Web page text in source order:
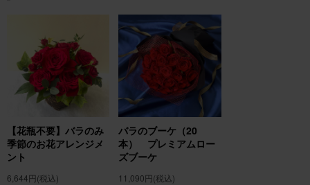
【花瓶不要】バラのみ
季節のお花アレンジメ
ント
6,644円(税込)
バラのブーケ（20
本） プレミアムロー
ズブーケ
11,090円(税込)